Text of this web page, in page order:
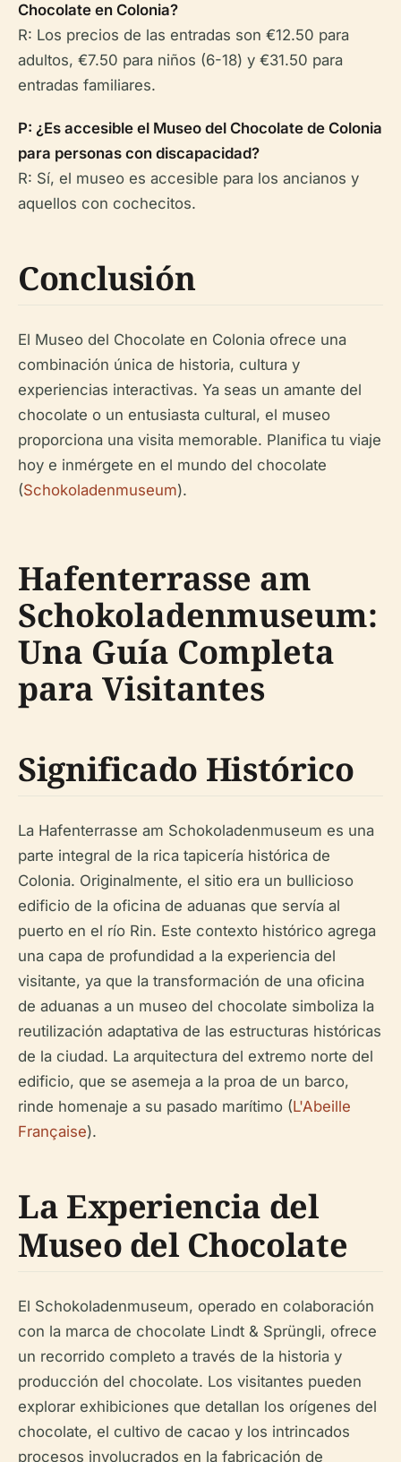
Chocolate en Colonia?
R: Los precios de las entradas son €12.50 para
adultos, €7.50 para niños (6-18) y €31.50 para
entradas familiares.
P: ¿Es accesible el Museo del Chocolate de Colonia
para personas con discapacidad?
R: Sí, el museo es accesible para los ancianos y
aquellos con cochecitos.
Conclusión
El Museo del Chocolate en Colonia ofrece una
combinación única de historia, cultura y
experiencias interactivas. Ya seas un amante del
chocolate o un entusiasta cultural, el museo
proporciona una visita memorable. Planifica tu viaje
hoy e inmérgete en el mundo del chocolate
(Schokoladenmuseum).
Hafenterrasse am
Schokoladenmuseum:
Una Guía Completa
para Visitantes
Significado Histórico
La Hafenterrasse am Schokoladenmuseum es una
parte integral de la rica tapicería histórica de
Colonia. Originalmente, el sitio era un bullicioso
edificio de la oficina de aduanas que servía al
puerto en el río Rin. Este contexto histórico agrega
una capa de profundidad a la experiencia del
visitante, ya que la transformación de una oficina
de aduanas a un museo del chocolate simboliza la
reutilización adaptativa de las estructuras históricas
de la ciudad. La arquitectura del extremo norte del
edificio, que se asemeja a la proa de un barco,
rinde homenaje a su pasado marítimo (L'Abeille
Française).
La Experiencia del
Museo del Chocolate
El Schokoladenmuseum, operado en colaboración
con la marca de chocolate Lindt & Sprüngli, ofrece
un recorrido completo a través de la historia y
producción del chocolate. Los visitantes pueden
explorar exhibiciones que detallan los orígenes del
chocolate, el cultivo de cacao y los intrincados
procesos involucrados en la fabricación de